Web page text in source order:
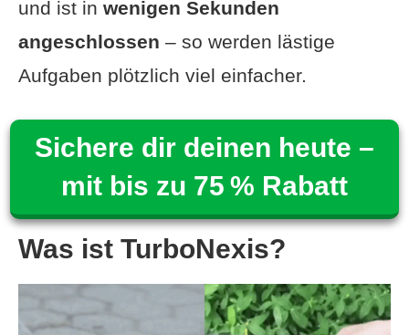
und ist in wenigen Sekunden
angeschlossen – so werden lästige
Aufgaben plötzlich viel einfacher.
Sichere dir deinen heute –
mit bis zu 75 % Rabatt
Was ist TurboNexis?